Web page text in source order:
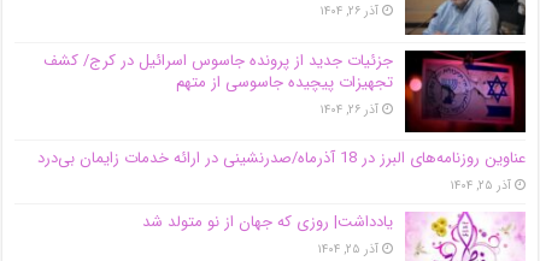
آذر ۲۶, ۱۴۰۴
جزئیات جدید از پرونده جاسوس اسرائیل در کرج/‌ کشف
تجهیزات پیچیده جاسوسی از متهم
آذر ۲۶, ۱۴۰۴
عناوین روزنامه‌های البرز در ‌18 آذرماه/صدرنشینی در ارائه خدمات زایمان بی‌درد
آذر ۲۵, ۱۴۰۴
یادداشت| روزی که جهان از نو متولد شد
آذر ۲۵, ۱۴۰۴